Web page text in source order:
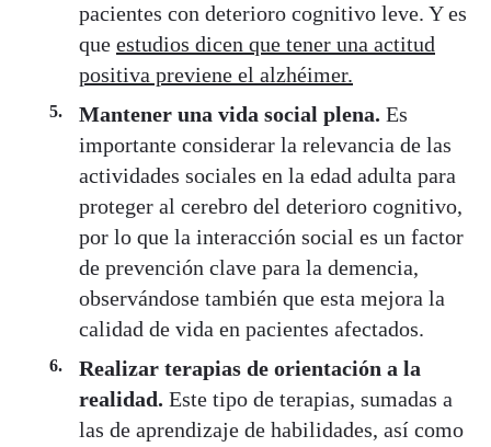
pacientes con deterioro cognitivo leve. Y es
que estudios dicen que tener una actitud
positiva previene el alzhéimer.
Mantener una vida social plena. Es
importante considerar la relevancia de las
actividades sociales en la edad adulta para
proteger al cerebro del deterioro cognitivo,
por lo que la interacción social es un factor
de prevención clave para la demencia,
observándose también que esta mejora la
calidad de vida en pacientes afectados.
Realizar terapias de orientación a la
realidad. Este tipo de terapias, sumadas a
las de aprendizaje de habilidades, así como